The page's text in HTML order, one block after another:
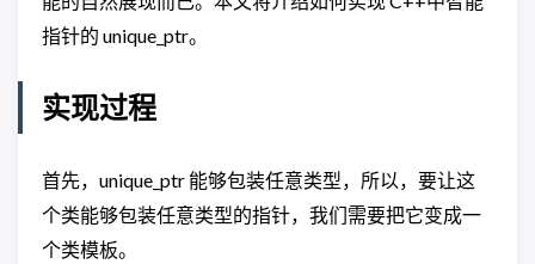
指针的 unique_ptr。
实现过程
首先，unique_ptr 能够包装任意类型，所以，要让这
个类能够包装任意类型的指针，我们需要把它变成一
个类模板。